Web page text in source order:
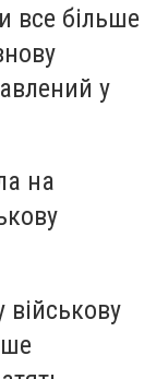
все більше
у
на